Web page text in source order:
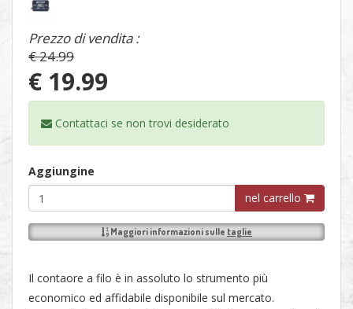
Prezzo di vendita :
€ 24.99
€ 19.99
Contattaci se non trovi desiderato
Aggiungine
nel carrello
Maggiori informazioni sulle taglie
Il contaore a filo è in assoluto lo strumento più
economico ed affidabile disponibile sul mercato.